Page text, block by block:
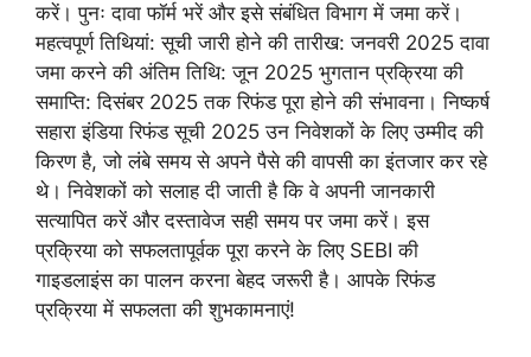
करें। पुनः दावा फॉर्म भरें और इसे संबंधित विभाग में जमा करें।
महत्वपूर्ण तिथियां: सूची जारी होने की तारीख: जनवरी 2025 दावा
जमा करने की अंतिम तिथि: जून 2025 भुगतान प्रक्रिया की
समाप्ति: दिसंबर 2025 तक रिफंड पूरा होने की संभावना। निष्कर्ष
सहारा इंडिया रिफंड सूची 2025 उन निवेशकों के लिए उम्मीद की
किरण है, जो लंबे समय से अपने पैसे की वापसी का इंतजार कर रहे
थे। निवेशकों को सलाह दी जाती है कि वे अपनी जानकारी
सत्यापित करें और दस्तावेज सही समय पर जमा करें। इस
प्रक्रिया को सफलतापूर्वक पूरा करने के लिए SEBI की
गाइडलाइंस का पालन करना बेहद जरूरी है। आपके रिफंड
प्रक्रिया में सफलता की शुभकामनाएं!